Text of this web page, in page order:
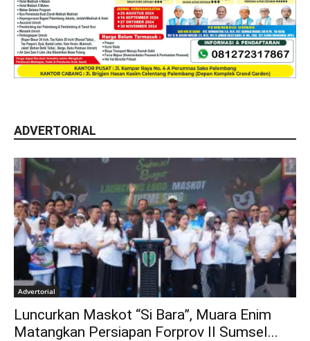
ADVERTORIAL
Advertorial
Luncurkan Maskot “Si Bara”, Muara Enim
Matangkan Persiapan Forprov II Sumsel...